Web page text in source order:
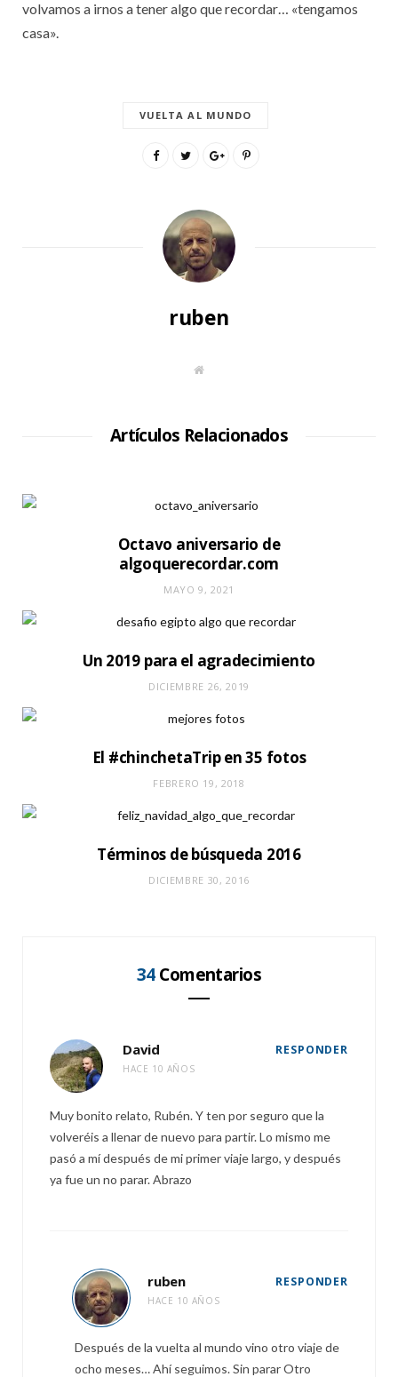
volvamos a irnos a tener algo que recordar… «tengamos
casa».
VUELTA AL MUNDO
ruben
S
W
Artículos Relacionados
Octavo aniversario de
algoquerecordar.com
MAYO 9, 2021
Un 2019 para el agradecimiento
DICIEMBRE 26, 2019
El #chinchetaTrip en 35 fotos
FEBRERO 19, 2018
Términos de búsqueda 2016
DICIEMBRE 30, 2016
34Comentarios
David
HACE 10 AÑOS
RESPONDER
Muy bonito relato, Rubén. Y ten por seguro que la
volveréis a llenar de nuevo para partir. Lo mismo me
pasó a mí después de mi primer viaje largo, y después
ya fue un no parar. Abrazo
ruben
HACE 10 AÑOS
RESPONDER
Después de la vuelta al mundo vino otro viaje de
ocho meses… Ahí seguimos. Sin parar Otro